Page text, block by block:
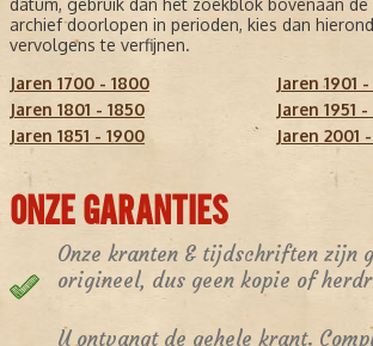
datum, gebruik dan het zoekblok bovenaan
archief doorlopen in perioden, kies dan
vervolgens te verfijnen.
Jaren 1700 - 1800
Jaren 1801 - 1850
Jaren 1851 - 1900
Jaren 1901
Jaren 1951
Jaren 2001
ONZE GARANTIES
Onze kranten & tijdschriften zijn
origineel, dus geen kopie of
U ontvangt de gehele krant.